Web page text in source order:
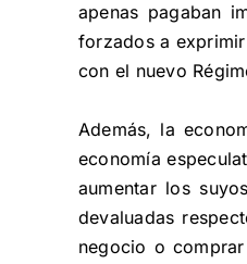
apenas pagaban
forzados a
con el nuevo
Además, la
economía
aumentar los
devaluadas
negocio o